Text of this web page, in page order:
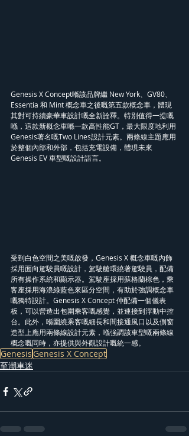
Genesis X Concept喺該品牌繼 New York、GV80、
Essentia 和 Mint 概念車之後嘅第五款概念車，體現
其對可持續豪華車設計嘅全新詮釋。特別值得一提嘅
喺，這款新概念車喺一款高性能GT，最大限度地利用
Genesis著名嘅Two Lines設計元素。兩條線主題應用
於整個內部和外部，包括充電設備，體現未來
Genesis EV 車型嘅設計語言。
受到白色空間之美嘅啟發，Genesis X 概念車嘅內飾
採用面向駕駛員嘅設計，駕駛艙環繞著駕駛員，配備
所有操作系統和顯示器。駕駛座採用蘇格蘭棕色，乘
客座採用海浪綠藍色來區分空間，有助於強調概念車
嘅獨特設計。Genesis X Concept 仲配備一個儀表
板，可以營造出包圍乘客嘅感覺，並連接到浮動中控
台。此外，喺圍繞乘客嘅細長和間接通風口以及側窗
造型上應用兩條線設計元素，喺強調該車型嘅兩條線
概念嘅同時，亦提供與外觀設計嘅統一感。
GenesisGenesis X Concept
至潮車迷